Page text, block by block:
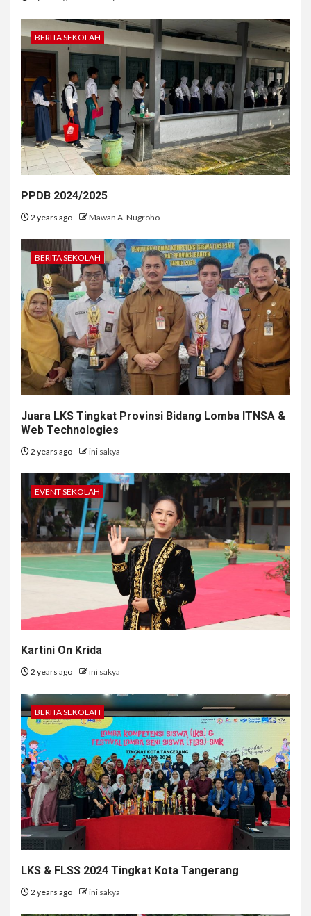
BERITA SEKOLAH
PPDB 2024/2025
2 years ago Mawan A. Nugroho
BERITA SEKOLAH
Juara LKS Tingkat Provinsi Bidang Lomba ITNSA &
Web Technologies
2 years ago ini sakya
EVENT SEKOLAH
Kartini On Krida
2 years ago ini sakya
BERITA SEKOLAH
LKS & FLSS 2024 Tingkat Kota Tangerang
2 years ago ini sakya